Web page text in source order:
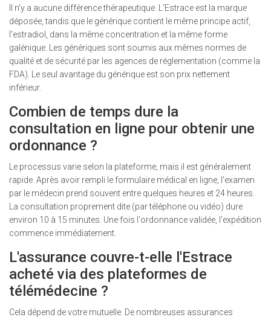
Il n'y a aucune différence thérapeutique. L'Estrace est la marque
déposée, tandis que le générique contient le même principe actif,
l'estradiol, dans la même concentration et la même forme
galénique. Les génériques sont soumis aux mêmes normes de
qualité et de sécurité par les agences de réglementation (comme la
FDA). Le seul avantage du générique est son prix nettement
inférieur.
Combien de temps dure la
consultation en ligne pour obtenir une
ordonnance ?
Le processus varie selon la plateforme, mais il est généralement
rapide. Après avoir rempli le formulaire médical en ligne, l'examen
par le médecin prend souvent entre quelques heures et 24 heures.
La consultation proprement dite (par téléphone ou vidéo) dure
environ 10 à 15 minutes. Une fois l'ordonnance validée, l'expédition
commence immédiatement.
L'assurance couvre-t-elle l'Estrace
acheté via des plateformes de
télémédecine ?
Cela dépend de votre mutuelle. De nombreuses assurances